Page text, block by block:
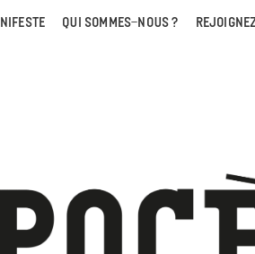
QUI SOMMES-NOUS ?